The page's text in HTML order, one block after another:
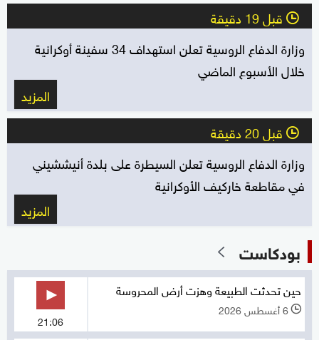
l قبل 19 دقيقة
وزارة الدفاع الروسية تعلن استهداف 34 سفينة أوكرانية
خلال الأسبوع الماضي
المزيد
l قبل 20 دقيقة
وزارة الدفاع الروسية تعلن السيطرة على بلدة أنيششيني
في مقاطعة خاركيف الأوكرانية
المزيد
بودكاست
حين تحدثت الطبيعة وهزت أرض المحروسة
l 6 أغسطس 2026
21:06